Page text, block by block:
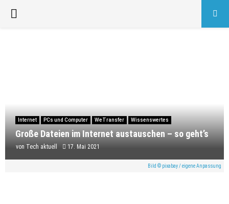
PRIMARY
Internet PCs und Computer WeTransfer Wissenswertes
Große Dateien im Internet austauschen – so geht’s
von Tech aktuell 17. Mai 2021
Bild © pixabay / eigene Anpassung